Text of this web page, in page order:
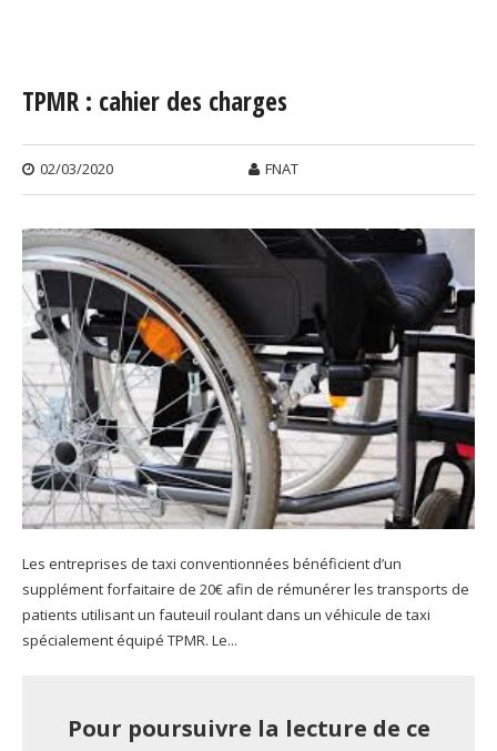
TPMR : cahier des charges
02/03/2020 FNAT
Les entreprises de taxi conventionnées bénéficient d’un
supplément forfaitaire de 20€ afin de rémunérer les transports de
patients utilisant un fauteuil roulant dans un véhicule de taxi
spécialement équipé TPMR. Le...
Pour poursuivre la lecture de ce